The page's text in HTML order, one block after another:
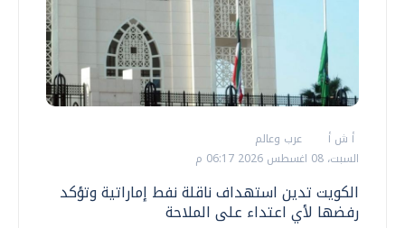
أ ش أ
عرب وعالم
السبت، 08 اغسطس 2026 06:17 م
الكويت تدين استهداف ناقلة نفط إماراتية وتؤكد
رفضها لأي اعتداء على الملاحة